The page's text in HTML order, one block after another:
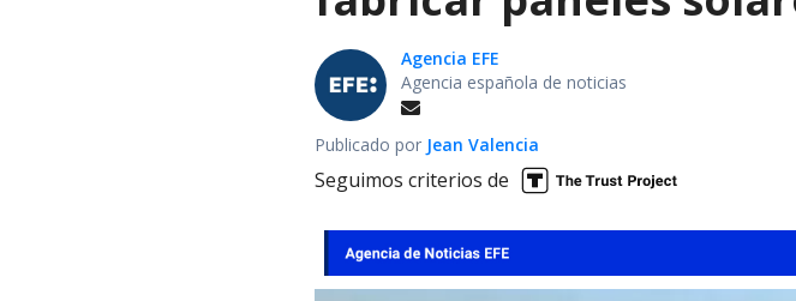
Agencia EFE
Agencia española de noticias
Publicado por Jean Valencia
Seguimos criterios de